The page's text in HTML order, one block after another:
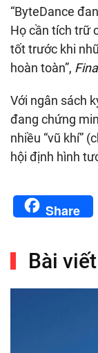
“ByteDance
Họ cần tích trữ
tốt trước khi
hoàn toàn”,
Với ngân sách
đang chứng
nhiều “vũ khí”
hội định hình
Share
Bài